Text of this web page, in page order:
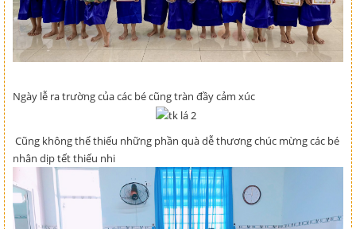
Ngày lễ ra trường của các bé cũng tràn đầy cảm xúc
Cũng không thể thiếu những phần quà dễ thương chúc mừng các bé
nhân dịp tết thiếu nhi